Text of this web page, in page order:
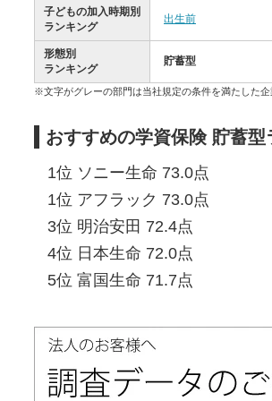
子どもの加入時期別
ランキング
出生前
形態別
ランキング
貯蓄型
※文字がグレーの部門は当社規定の条件を満たした
おすすめの学資保険 貯蓄
1位 ソニー生命 73.0点
1位 アフラック 73.0点
3位 明治安田 72.4点
4位 日本生命 72.0点
5位 富国生命 71.7点